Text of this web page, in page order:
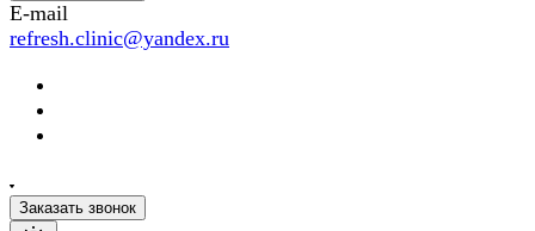
E-mail
refresh.clinic@yandex.ru
Заказать звонок